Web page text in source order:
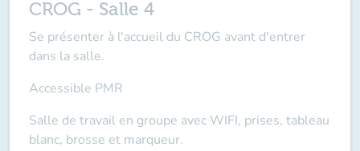
CROG - Salle 4
Se présenter à l'accueil du CROG avant d'entrer
dans la salle.
Accessible PMR
Salle de travail en groupe avec WIFI, prises, tableau
blanc, brosse et marqueur.